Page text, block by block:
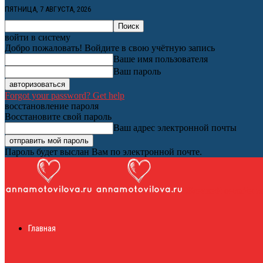
ПЯТНИЦА, 7 АВГУСТА, 2026
войти в систему
Добро пожаловать! Войдите в свою учётную запись
Ваше имя пользователя
Ваш пароль
Forgot your password? Get help
восстановление пароля
Восстановите свой пароль
Ваш адрес электронной почты
Пароль будет выслан Вам по электронной почте.
Главная